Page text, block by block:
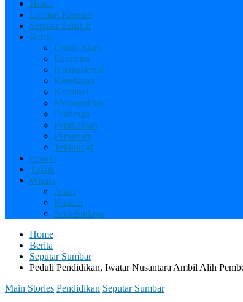
Home
Liputan Khusus
Seputar Sumbar
Berita
Dunia Islam
Ekonomi
Internasional
Kesehatan
Kriminal
Metropolitan
Olahraga
Pendidikan
Pertanian
Teknologi
Pemilu
Tokoh
Wisata
Alam
Kuliner
Seni Budaya
Home
Berita
Seputar Sumbar
Peduli Pendidikan, Iwatar Nusantara Ambil Alih
Main Stories Pendidikan Seputar Sumbar